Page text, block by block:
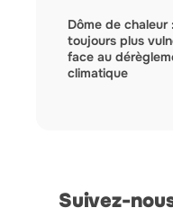
Dôme de chaleur
toujours plus
face au
climatique
Suivez-